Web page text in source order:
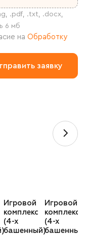
на Обработку
Игровой
комплекс
(4-х
башенный)
Игровой
комплекс
(4-х
башенный)